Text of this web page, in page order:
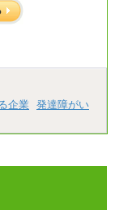
いません。
せん。
企業
発達障がい